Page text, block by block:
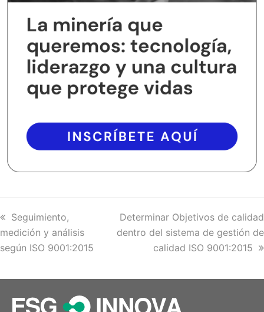
previous
post:
Seguimiento,
medición y análisis
según ISO 9001:2015
next
post:
Determinar Objetivos de calidad
dentro del sistema de gestión de
calidad ISO 9001:2015